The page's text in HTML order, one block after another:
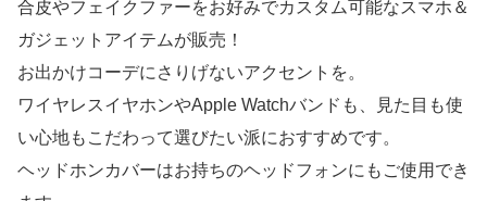
合皮やフェイクファーをお好みでカスタム可能なスマホ＆
ガジェットアイテムが販売！
お出かけコーデにさりげないアクセントを。
ワイヤレスイヤホンやApple Watchバンドも、見た目も使
い心地もこだわって選びたい派におすすめです。
ヘッドホンカバーはお持ちのヘッドフォンにもご使用でき